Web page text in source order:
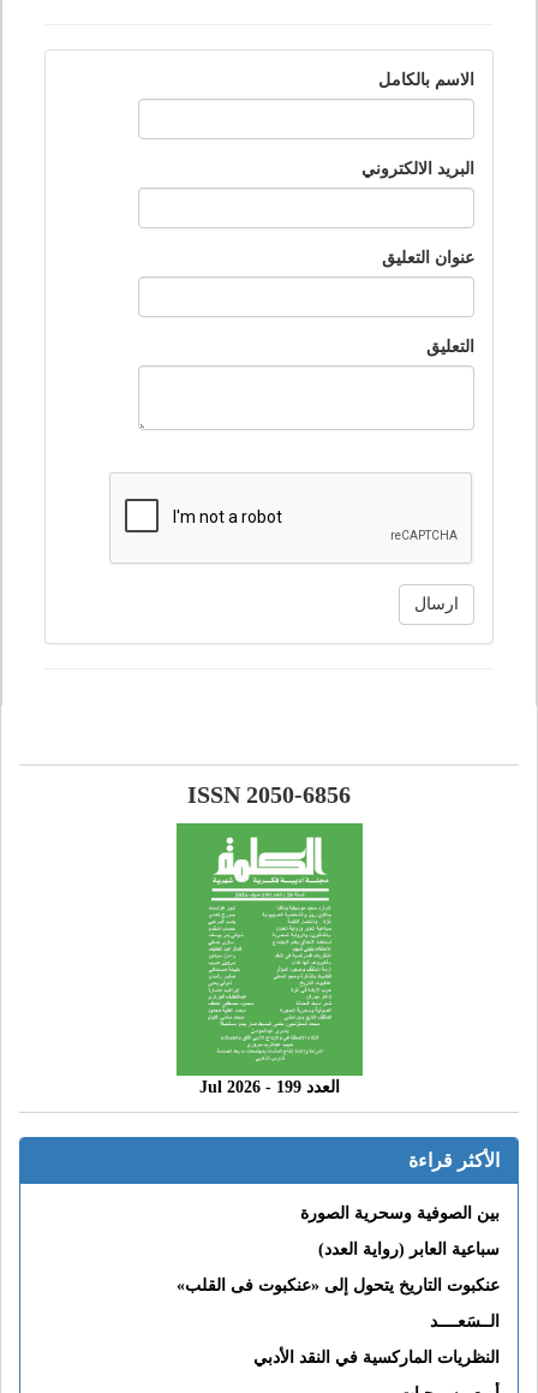
الاسم بالكامل
البريد الالكتروني
عنوان التعليق
التعليق
ارسال
ISSN 2050-6856
العدد 199 - 2026 Jul
الأكثر قراءة
بين الصوفية وسحرية الصورة
سباعية العابر (رواية العدد)
عنكبوت التاريخ يتحول إلى «عنكبوت فى القلب»
الــسَعــــد
النظريات الماركسية في النقد الأدبي